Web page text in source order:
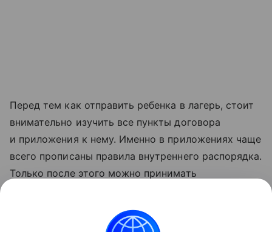
Перед тем как отправить ребенка в лагерь, стоит
внимательно изучить все пункты договора
и приложения к нему. Именно в приложениях чаще
всего прописаны правила внутреннего распорядка.
Только после этого можно принимать
Данная информация носит исключительно